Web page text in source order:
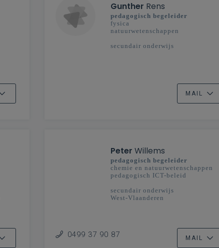
Gunther Rens
pedagogisch begeleider
fysica
natuurwetenschappen
secundair onderwijs
MAIL
Peter Willems
pedagogisch begeleider
chemie en natuurwetenschappen
pedagogisch ICT-beleid
secundair onderwijs
West-Vlaanderen
0499 37 90 87 MAIL